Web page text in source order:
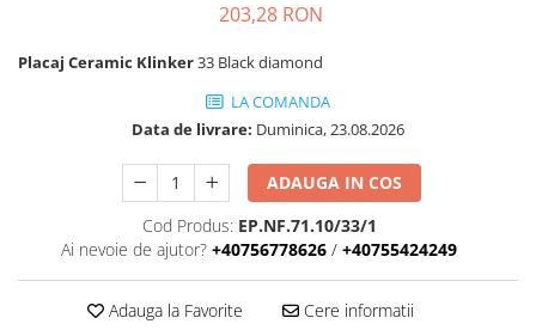
203,28 RON
Placaj Ceramic Klinker33 Black diamond
LA COMANDA
Data de livrare: Duminica, 23.08.2026
ADAUGA IN COS
Cod Produs: EP.NF.71.10/33/1
Ai nevoie de ajutor? +40756778626 / +40755424249
Adauga la Favorite Cere informatii